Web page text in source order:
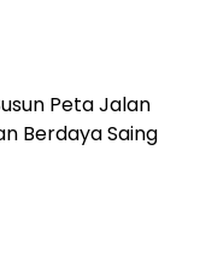
Peta Jalan
Berdaya Saing